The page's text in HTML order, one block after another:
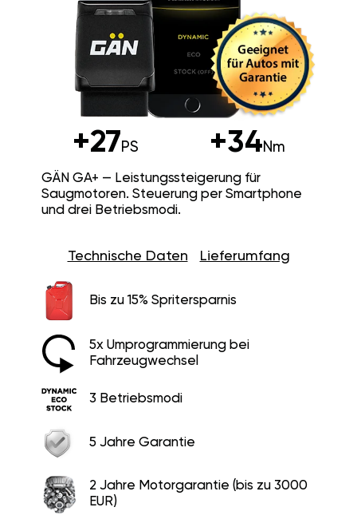
+27PS +34Nm
GÄN GA+ — Leistungssteigerung für
Saugmotoren. Steuerung per Smartphone
und drei Betriebsmodi.
Technische Daten Lieferumfang
Bis zu 15% Spritersparnis
5x Umprogrammierung bei
Fahrzeugwechsel
3 Betriebsmodi
5 Jahre Garantie
2 Jahre Motorgarantie (bis zu 3000
EUR)